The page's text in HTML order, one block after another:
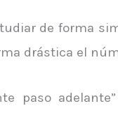
de forma
drástica el
paso